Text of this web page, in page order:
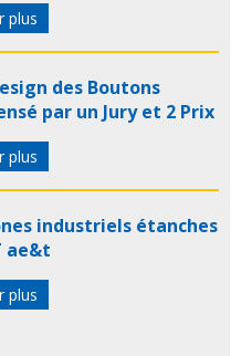
plus
des Boutons
par un Jury et 2 Prix
plus
industriels étanches
ae&t
plus